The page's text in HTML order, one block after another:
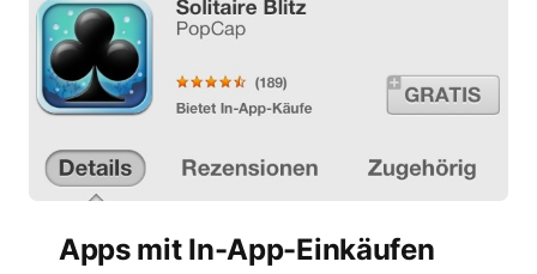
Apps mit In-App-Einkäufen